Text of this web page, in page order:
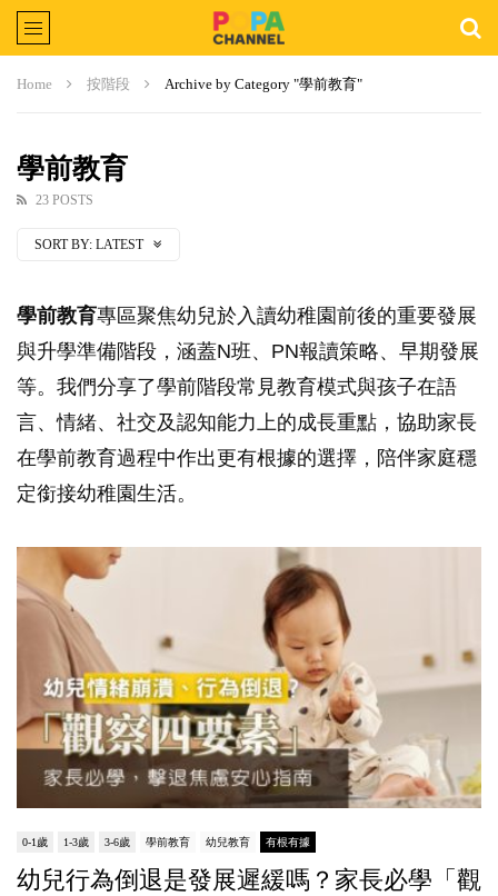
Home 按階段 Archive by Category "學前教育"
學前教育
23 POSTS
SORT BY: LATEST
學前教育專區聚焦幼兒於入讀幼稚園前後的重要發展
與升學準備階段，涵蓋N班、PN報讀策略、早期發展
等。我們分享了學前階段常見教育模式與孩子在語
言、情緒、社交及認知能力上的成長重點，協助家長
在學前教育過程中作出更有根據的選擇，陪伴家庭穩
定銜接幼稚園生活。
0-1歲 1-3歲 3-6歲 學前教育 幼兒教育 有根有據
幼兒行為倒退是發展遲緩嗎？家長必學「觀